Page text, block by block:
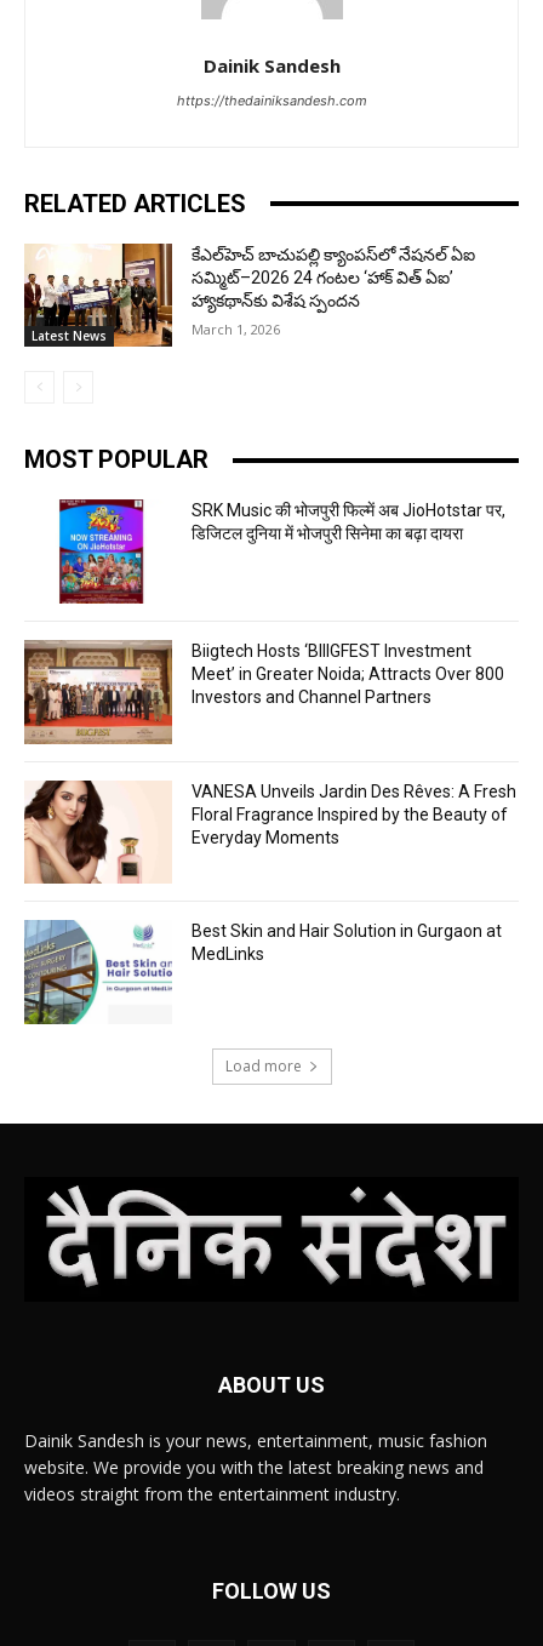
Dainik Sandesh
https://thedainiksandesh.com
RELATED ARTICLES
Latest News
కేఎల్‌హెచ్ బాచుపల్లి క్యాంపస్‌లో నేషనల్‌ ఏఐ
సమ్మిట్‌–2026 24 గంటల ‘హాక్ విత్ ఏఐ’
హ్యాకథాన్‌కు విశేష స్పందన
March 1, 2026
MOST POPULAR
SRK Music की भोजपुरी फिल्में अब JioHotstar पर,
डिजिटल दुनिया में भोजपुरी सिनेमा का बढ़ा दायरा
Biigtech Hosts ‘BIIIGFEST Investment
Meet’ in Greater Noida; Attracts Over 800
Investors and Channel Partners
VANESA Unveils Jardin Des Rêves: A Fresh
Floral Fragrance Inspired by the Beauty of
Everyday Moments
Best Skin and Hair Solution in Gurgaon at
MedLinks
Load more
ABOUT US
Dainik Sandesh is your news, entertainment, music fashion
website. We provide you with the latest breaking news and
videos straight from the entertainment industry.
FOLLOW US